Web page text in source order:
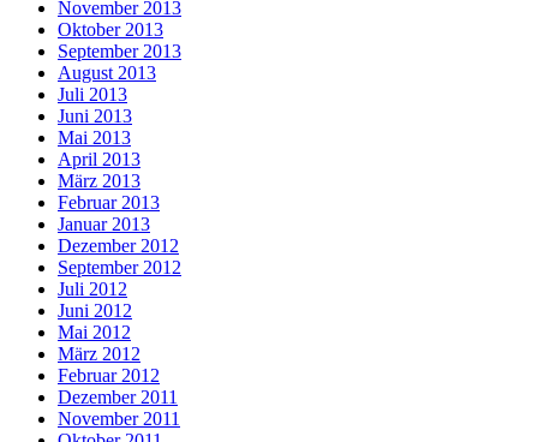
November 2013
Oktober 2013
September 2013
August 2013
Juli 2013
Juni 2013
Mai 2013
April 2013
März 2013
Februar 2013
Januar 2013
Dezember 2012
September 2012
Juli 2012
Juni 2012
Mai 2012
März 2012
Februar 2012
Dezember 2011
November 2011